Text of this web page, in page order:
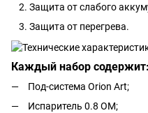
Защита от слабого
Защита от перегрева.
Каждый набор содержит:
Под-система Orion Art;
Испаритель 0.8 ОМ;